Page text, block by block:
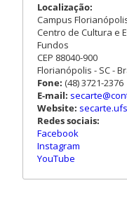
Localização:
Campus
Centro de Cultura e
Fundos
CEP 88040-900
Florianópolis - SC -
Fone: (48) 3721-2376
E-mail:
Website:
Redes sociais:
Facebook
Instagram
YouTube